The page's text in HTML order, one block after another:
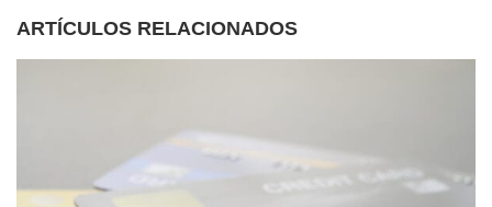
ARTÍCULOS RELACIONADOS